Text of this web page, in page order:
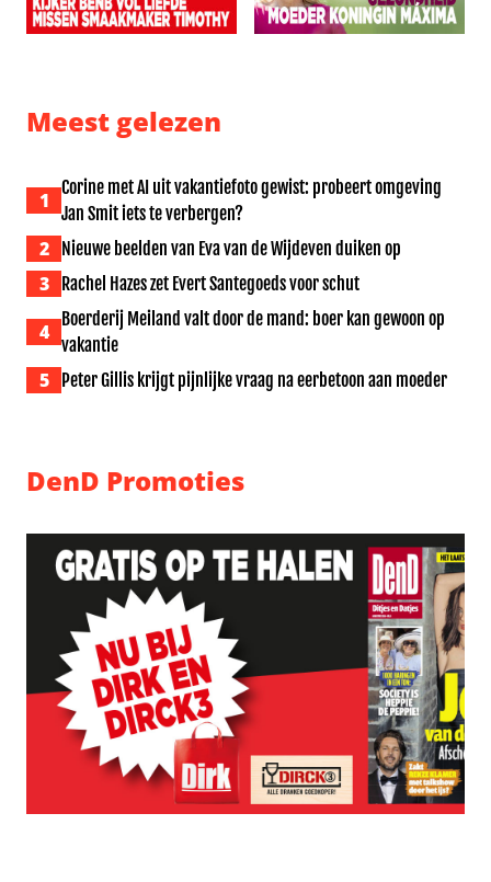
Meest gelezen
1
Corine met AI uit vakantiefoto gewist: probeert omgeving
Jan Smit iets te verbergen?
2 Nieuwe beelden van Eva van de Wijdeven duiken op
3 Rachel Hazes zet Evert Santegoeds voor schut
4
Boerderij Meiland valt door de mand: boer kan gewoon op
vakantie
5 Peter Gillis krijgt pijnlijke vraag na eerbetoon aan moeder
DenD Promoties